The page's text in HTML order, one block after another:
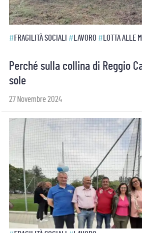
#FRAGILITÀ SOCIALI # LAVORO # LOTTA ALLE
Perché sulla collina di Reggio
sole
27 Novembre 2024